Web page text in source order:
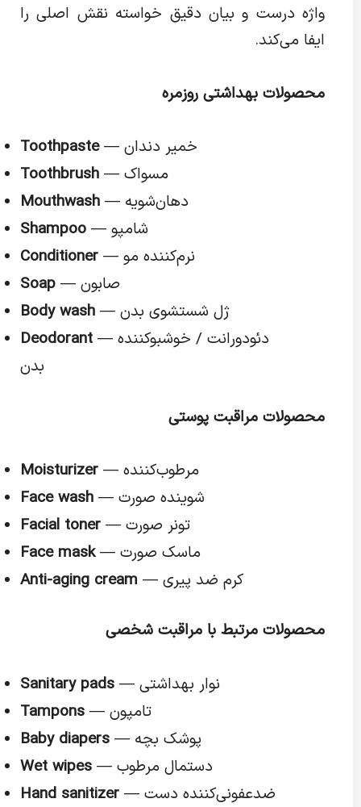
واژه درست و بیان دقیق خواسته نقش اصلی را
ایفا می‌کند.
محصولات بهداشتی روزمره
Toothpaste
— خمیر دندان
Toothbrush
— مسواک
Mouthwash
— دهان‌شویه
Shampoo
— شامپو
Conditioner
— نرم‌کننده مو
Soap
— صابون
Body wash
— ژل شستشوی بدن
Deodorant— دئودورانت / خوشبوکننده
بدن
محصولات مراقبت پوستی
Moisturizer
— مرطوب‌کننده
Face wash
— شوینده صورت
Facial toner
— تونر صورت
Face mask
— ماسک صورت
Anti-aging cream
— کرم ضد پیری
محصولات مرتبط با مراقبت شخصی
Sanitary pads
— نوار بهداشتی
Tampons
— تامپون
Baby diapers
— پوشک بچه
Wet wipes
— دستمال مرطوب
Hand sanitizer
— ضدعفونی‌کننده دست